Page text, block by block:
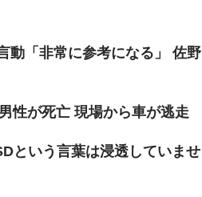
動「非常に参考になる」 佐野
性が死亡 現場から車が逃走
という言葉は浸透していませ